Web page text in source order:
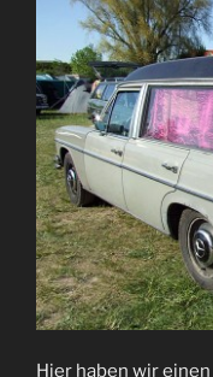
Hier haben wir